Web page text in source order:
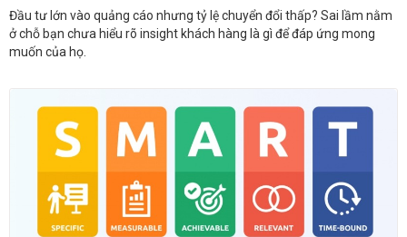
Đầu tư lớn vào quảng cáo nhưng tỷ lệ chuyển đổi thấp? Sai lầm nằm
ở chỗ bạn chưa hiểu rõ insight khách hàng là gì để đáp ứng mong
muốn của họ.